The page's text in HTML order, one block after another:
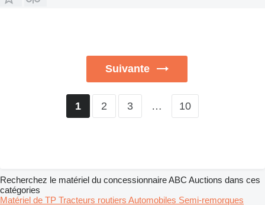
Suivante
1 2 3 … 10
Recherchez le matériel du concessionnaire ABC Auctions dans ces
catégories
Matériel de TP Tracteurs routiers Automobiles Semi-remorques